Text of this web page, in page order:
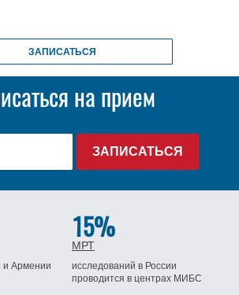
ЗАПИСАТЬСЯ
на прием
и Армении
15%
МРТ
исследований в России
проводится в центрах МИБС